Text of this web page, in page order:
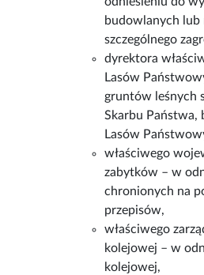
budowlanych lub
szczególnego
dyrektora
Lasów
gruntów leśnych
Skarbu Państwa,
Lasów
właściwego
zabytków – w
chronionych na
przepisów,
właściwego
kolejowej – w
kolejowej,